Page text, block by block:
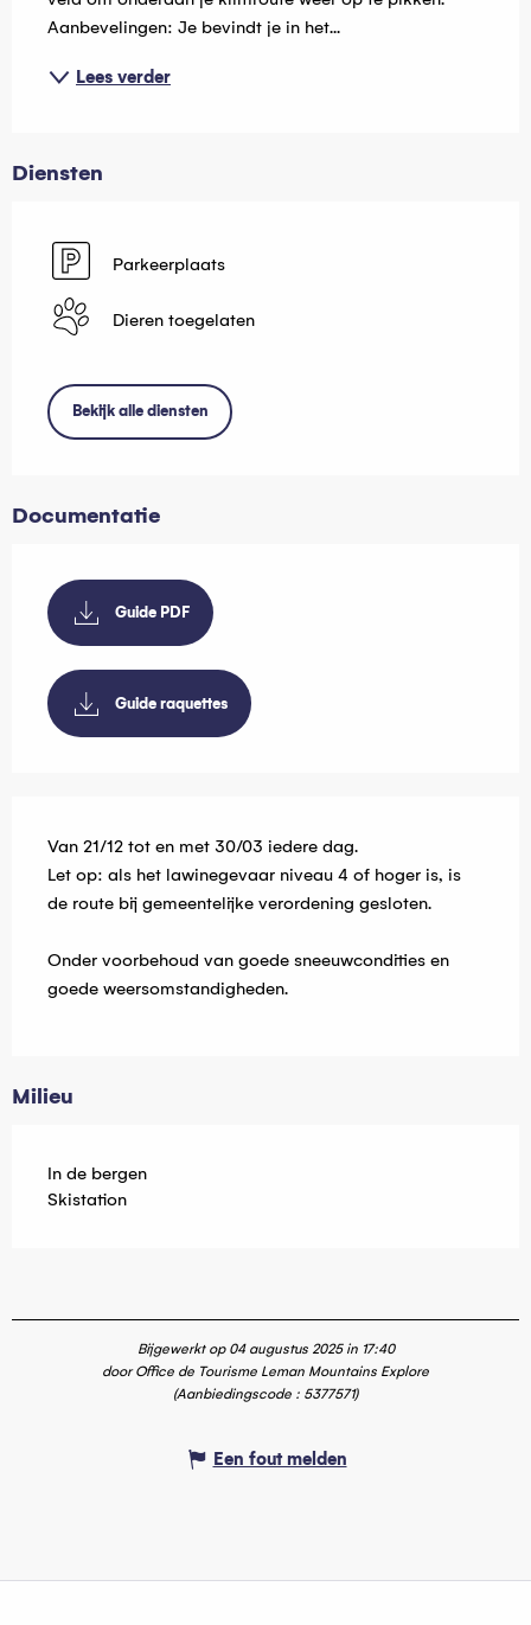
Aanbevelingen: Je bevindt je in het...
Lees verder
Diensten
Parkeerplaats
Dieren toegelaten
Bekijk alle diensten
Documentatie
Guide PDF
Guide raquettes
Van 21/12 tot en met 30/03 iedere dag.
Let op: als het lawinegevaar niveau 4 of hoger is, is
de route bij gemeentelijke verordening gesloten.
Onder voorbehoud van goede sneeuwcondities en
goede weersomstandigheden.
Milieu
In de bergen
Skistation
Bijgewerkt op 04 augustus 2025 in 17:40
door Office de Tourisme Leman Mountains Explore
(Aanbiedingscode : 5377571)
Een fout melden